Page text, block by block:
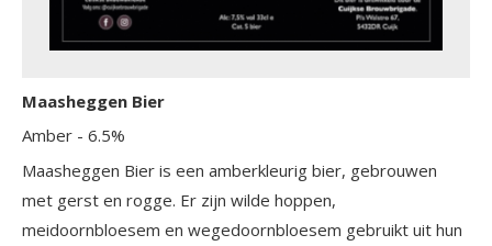
Maasheggen Bier
Amber - 6.5%
Maasheggen Bier is een amberkleurig bier, gebrouwen
met gerst en rogge. Er zijn wilde hoppen,
meidoornbloesem en wegedoornbloesem gebruikt uit hun